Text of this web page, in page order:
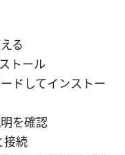
る
トール
ドしてインストー
を確認
接続